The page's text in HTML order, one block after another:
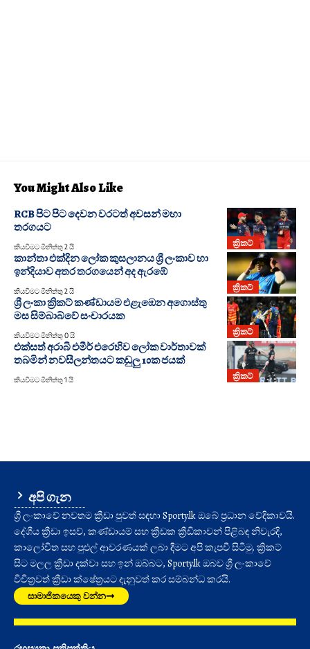
You Might Also Like
ක්‍රිකට්
RCB පිට පිට දෙවන වරටත් අවසන් මහා
තරගයට
කියවීමට මිනිත්තු 2 යි
ක්‍රිකට්
කාන්තා එක්දින ලෝක කුසලානය ශ්‍රී ලංකාව හා
ඉන්දියාව අතර තරගයෙන් අද ඇරඹේ
කියවීමට මිනිත්තු 2 යි
ක්‍රිකට්
ශ්‍රී ලංකා ක්‍රිකට් කණ්ඩායම එළැඹෙන අගොස්තු
මස සිම්බාබ්වේ සංචාරයක
කියවීමට මිනිත්තු 0 යි
ක්‍රිකට්
එක්සත් අරාබි එමීර් එරෙහිව ලෝක වාර්තාවක්
තබමින් නවසීලන්තයට කඩුලු 10ක ජයක්
කියවීමට මිනිත්තු 1 යි
අපි ගැන
ශ්‍රී ලංකාවේ නවතම ක්‍රීඩා පුවත් සඳහා Sporty.lk ඔබේ ප්‍රධාන වේදිකාවයි.
දේශීය ක්‍රීඩා ඉසව්, කණ්ඩායම් සහ ක්‍රීඩක ක්‍රීඩිකාවන් පිළිබඳ නිවැරදි,
කාලෝචිත සහ පුළුල් ආවරණයක් ලබා දීමට අපි කැපවී සිටිමු. ක්‍රිකට්
සිට මලල ක්‍රීඩා දක්වා සහ ඉන් ඔබ්බට, Sporty.lk ඔබව ශ්‍රී ලංකාවේ
විචිත්‍රවත් ක්‍රීඩා ක්ෂේත්‍රයට දැනුවත් කර සම්බන්ධ කරයි.
සාමාජිකයෙකු වන්න